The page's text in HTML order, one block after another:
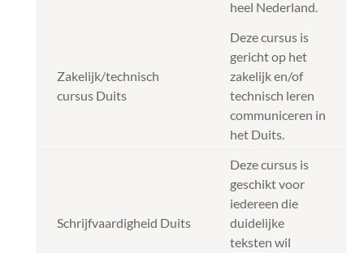
heel Nederland.
Zakelijk/technisch
cursus Duits
Deze cursus is
gericht op het
zakelijk en/of
technisch leren
communiceren in
het Duits.
Schrijfvaardigheid Duits
Deze cursus is
geschikt voor
iedereen die
duidelijke
teksten wil